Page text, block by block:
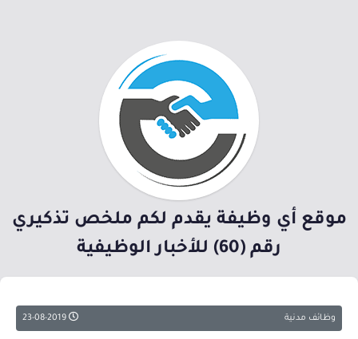
موقع أي وظيفة يقدم لكم ملخص تذكيري
رقم (60) للأخبار الوظيفية
وظائف مدنية